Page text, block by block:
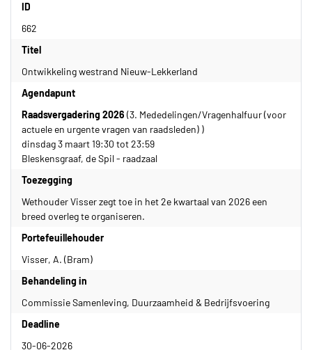
ID
662
Titel
Ontwikkeling westrand Nieuw-Lekkerland
Agendapunt
Raadsvergadering 2026 (3. Mededelingen/Vragenhalfuur (voor
actuele en urgente vragen van raadsleden) )
dinsdag 3 maart 19:30 tot 23:59
Bleskensgraaf, de Spil - raadzaal
Toezegging
Wethouder Visser zegt toe in het 2e kwartaal van 2026 een
breed overleg te organiseren.
Portefeuillehouder
Visser, A. (Bram)
Behandeling in
Commissie Samenleving, Duurzaamheid & Bedrijfsvoering
Deadline
30-06-2026